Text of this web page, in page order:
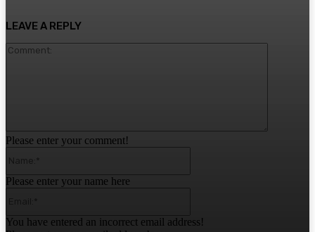
LEAVE A REPLY
Please enter your comment!
Please enter your name here
You have entered an incorrect email address!